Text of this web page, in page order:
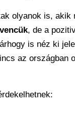
olyanok is,
, de a
is néz ki
az országban